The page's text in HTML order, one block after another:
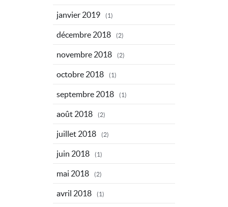
janvier 2019 (1)
décembre 2018 (2)
novembre 2018 (2)
octobre 2018 (1)
septembre 2018 (1)
août 2018 (2)
juillet 2018 (2)
juin 2018 (1)
mai 2018 (2)
avril 2018 (1)